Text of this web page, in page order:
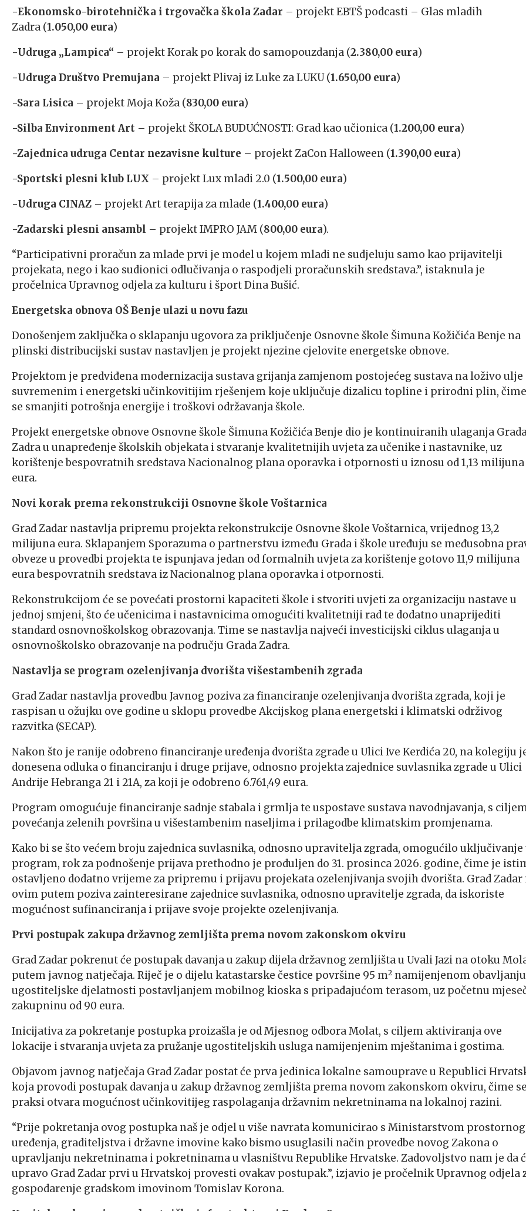
-Ekonomsko-birotehnička i trgovačka škola Zadar – projekt EBTŠ podcasti – Glas mladih
Zadra (1.050,00 eura)
-Udruga „Lampica“ – projekt Korak po korak do samopouzdanja (2.380,00 eura)
-Udruga Društvo Premujana – projekt Plivaj iz Luke za LUKU (1.650,00 eura)
-Sara Lisica – projekt Moja Koža (830,00 eura)
-Silba Environment Art – projekt ŠKOLA BUDUĆNOSTI: Grad kao učionica (1.200,00 eura)
-Zajednica udruga Centar nezavisne kulture – projekt ZaCon Halloween (1.390,00 eura)
-Sportski plesni klub LUX – projekt Lux mladi 2.0 (1.500,00 eura)
-Udruga CINAZ – projekt Art terapija za mlade (1.400,00 eura)
-Zadarski plesni ansambl – projekt IMPRO JAM (800,00 eura).
“Participativni proračun za mlade prvi je model u kojem mladi ne sudjeluju samo kao prijavitelji
projekata, nego i kao sudionici odlučivanja o raspodjeli proračunskih sredstava.”, istaknula je
pročelnica Upravnog odjela za kulturu i šport Dina Bušić.
Energetska obnova OŠ Benje ulazi u novu fazu
Donošenjem zaključka o sklapanju ugovora za priključenje Osnovne škole Šimuna Kožičića Benje na
plinski distribucijski sustav nastavljen je projekt njezine cjelovite energetske obnove.
Projektom je predviđena modernizacija sustava grijanja zamjenom postojećeg sustava na loživo ulje
suvremenim i energetski učinkovitijim rješenjem koje uključuje dizalicu topline i prirodni plin,
se smanjiti potrošnja energije i troškovi održavanja škole.
Projekt energetske obnove Osnovne škole Šimuna Kožičića Benje dio je kontinuiranih ulaganja
Zadra u unapređenje školskih objekata i stvaranje kvalitetnijih uvjeta za učenike i nastavnike, uz
korištenje bespovratnih sredstava Nacionalnog plana oporavka i otpornosti u iznosu od 1,13 milijuna
eura.
Novi korak prema rekonstrukciji Osnovne škole Voštarnica
Grad Zadar nastavlja pripremu projekta rekonstrukcije Osnovne škole Voštarnica, vrijednog 13,2
milijuna eura. Sklapanjem Sporazuma o partnerstvu između Grada i škole uređuju se međusobna
obveze u provedbi projekta te ispunjava jedan od formalnih uvjeta za korištenje gotovo 11,9 milijuna
eura bespovratnih sredstava iz Nacionalnog plana oporavka i otpornosti.
Rekonstrukcijom će se povećati prostorni kapaciteti škole i stvoriti uvjeti za organizaciju nastave u
jednoj smjeni, što će učenicima i nastavnicima omogućiti kvalitetniji rad te dodatno unaprijediti
standard osnovnoškolskog obrazovanja. Time se nastavlja najveći investicijski ciklus ulaganja u
osnovnoškolsko obrazovanje na području Grada Zadra.
Nastavlja se program ozelenjivanja dvorišta višestambenih zgrada
Grad Zadar nastavlja provedbu Javnog poziva za financiranje ozelenjivanja dvorišta zgrada, koji je
raspisan u ožujku ove godine u sklopu provedbe Akcijskog plana energetski i klimatski održivog
razvitka (SECAP).
Nakon što je ranije odobreno financiranje uređenja dvorišta zgrade u Ulici Ive Kerdića 20, na kolegiju
donesena odluka o financiranju i druge prijave, odnosno projekta zajednice suvlasnika zgrade u Ulici
Andrije Hebranga 21 i 21A, za koji je odobreno 6.761,49 eura.
Program omogućuje financiranje sadnje stabala i grmlja te uspostave sustava navodnjavanja, s
povećanja zelenih površina u višestambenim naseljima i prilagodbe klimatskim promjenama.
Kako bi se što većem broju zajednica suvlasnika, odnosno upravitelja zgrada, omogućilo uključivanje
program, rok za podnošenje prijava prethodno je produljen do 31. prosinca 2026. godine, čime je
ostavljeno dodatno vrijeme za pripremu i prijavu projekata ozelenjivanja svojih dvorišta. Grad Zadar
ovim putem poziva zainteresirane zajednice suvlasnika, odnosno upravitelje zgrada, da iskoriste
mogućnost sufinanciranja i prijave svoje projekte ozelenjivanja.
Prvi postupak zakupa državnog zemljišta prema novom zakonskom okviru
Grad Zadar pokrenut će postupak davanja u zakup dijela državnog zemljišta u Uvali Jazi na otoku
putem javnog natječaja. Riječ je o dijelu katastarske čestice površine 95 m2 namijenjenom obavljanju
ugostiteljske djelatnosti postavljanjem mobilnog kioska s pripadajućom terasom, uz početnu
zakupninu od 90 eura.
Inicijativa za pokretanje postupka proizašla je od Mjesnog odbora Molat, s ciljem aktiviranja ove
lokacije i stvaranja uvjeta za pružanje ugostiteljskih usluga namijenjenim mještanima i gostima.
Objavom javnog natječaja Grad Zadar postat će prva jedinica lokalne samouprave u Republici
koja provodi postupak davanja u zakup državnog zemljišta prema novom zakonskom okviru, čime
praksi otvara mogućnost učinkovitijeg raspolaganja državnim nekretninama na lokalnoj razini.
“Prije pokretanja ovog postupka naš je odjel u više navrata komunicirao s Ministarstvom
uređenja, graditeljstva i državne imovine kako bismo usuglasili način provedbe novog Zakona o
upravljanju nekretninama i pokretninama u vlasništvu Republike Hrvatske. Zadovoljstvo nam je da
upravo Grad Zadar prvi u Hrvatskoj provesti ovakav postupak.”, izjavio je pročelnik Upravnog odjela
gospodarenje gradskom imovinom Tomislav Korona.